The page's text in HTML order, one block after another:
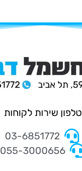
טלפון שירות לקוחות
03-6851772
055-3000656